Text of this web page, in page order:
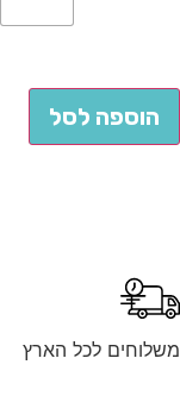
הוספה לסל
לכל הארץ